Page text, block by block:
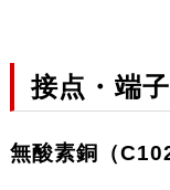
接点・端
無酸素銅（